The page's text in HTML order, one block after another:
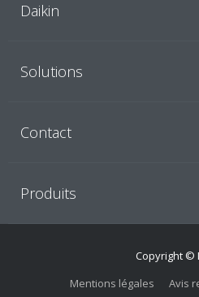
Daikin
Solutions
Contact
Produits
Copyright ©
Mentions légales
Avis